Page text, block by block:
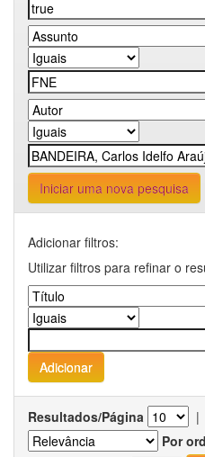
Iniciar uma nova pesquisa
Adicionar filtros:
Utilizar filtros para refinar o
Resultados/Página |
Por